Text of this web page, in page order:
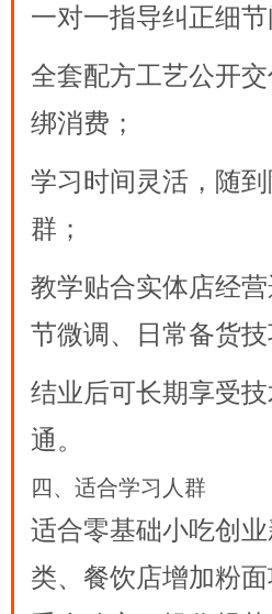
一对一指导纠正细节
全套配方工艺公开
绑消费；
学习时间灵活，随
群；
教学贴合实体店经
节微调、日常备货技
结业后可长期享受
通。
四、适合学习人群
适合零基础小吃创
类、餐饮店增加粉